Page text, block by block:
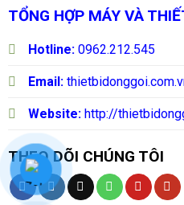
TỔNG HỢP MÁY VÀ
Hotline: 0962.212.545
Email:
Website: http://
THEO DÕI CHÚNG TÔI